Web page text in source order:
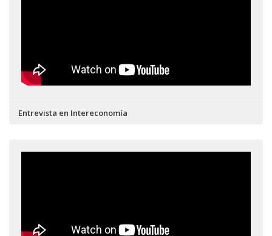
Entrevista en Intereconomía